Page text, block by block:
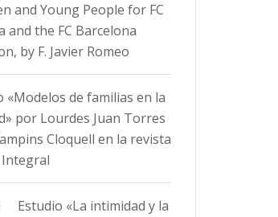
and Young People for FC
and the FC Barcelona
by F. Javier Romeo
«Modelos de familias en la
por Lourdes Juan Torres
Cloquell en la revista
Estudio «La intimidad y la